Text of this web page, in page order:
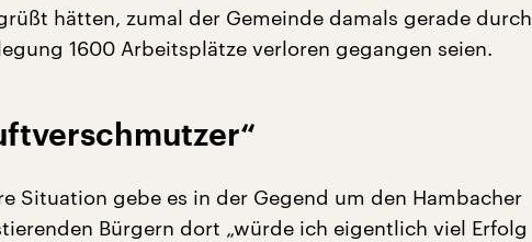
hätten, zumal der Gemeinde damals gerade durch
1600 Arbeitsplätze verloren gegangen seien.
Situation gebe es in der Gegend um den Hambacher
Bürgern dort „würde ich eigentlich viel Erfolg